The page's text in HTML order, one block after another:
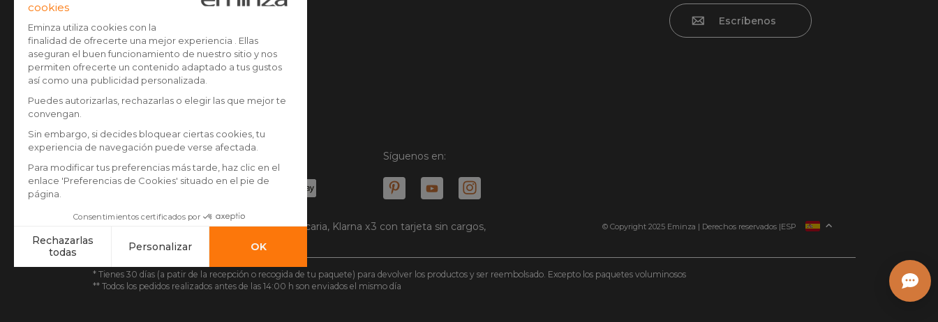
Administración de Cookies
Opiniones clientes
Escríbenos
Pago seguro Síguenos en:
Tarjeta de crédito, Paypal, Transferencia bancaria, Klarna x3 con tarjeta sin cargos,
Google/Apple pay
© Copyright 2025 Eminza | Derechos reservados |
FRANCIA
ESP
* Tienes 30 días (a patir de la recepción o recogida de tu paquete) para devolver los productos y ser reembolsado. Excepto los paquetes voluminosos
** Todos los pedidos realizados antes de las 14:00 h son enviados el mismo día